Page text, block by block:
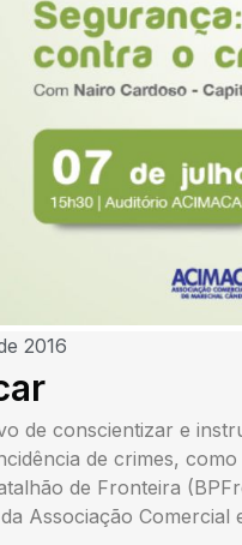
2016
de conscientizar e
de crimes,
de Fronteira
Associação Comercial